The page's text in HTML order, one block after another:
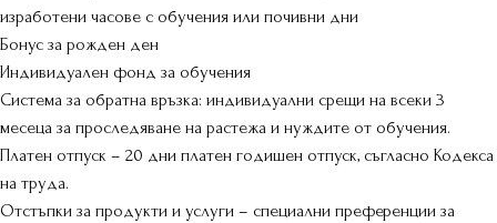
изработени часове с обучения или почивни дни
Бонус за рожден ден
Индивидуален фонд за обучения
Система за обратна връзка: индивидуални срещи на всеки 3
месеца за проследяване на растежа и нуждите от обучения.
Платен отпуск – 20 дни платен годишен отпуск, съгласно Кодекса
на труда.
Отстъпки за продукти и услуги – специални преференции за